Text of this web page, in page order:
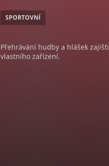
SPORTOVNÍ
Přehrávání hudby a hlášek
vlastního zařízení.